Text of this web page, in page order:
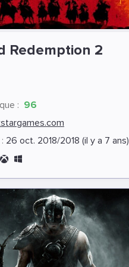
Redemption 2
: 96
26 oct. 2018/2018 (il y a 7 ans)